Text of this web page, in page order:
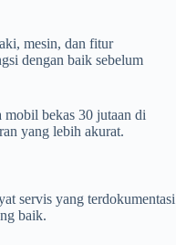
mesin, dan fitur
dengan baik sebelum
bekas 30 jutaan di
yang lebih akurat.
servis yang terdokumentasi
baik.